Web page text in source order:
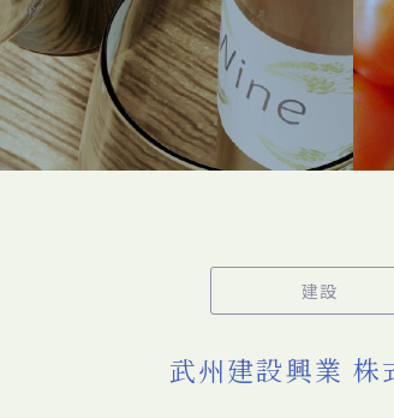
建設
武州建設興業 株